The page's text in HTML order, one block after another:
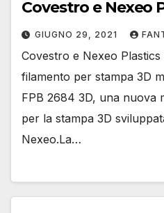
Covestro e Nexeo
GIUGNO 29, 2021
Covestro e Nexeo
filamento per stampa 3D
FPB 2684 3D, una nuova
per la stampa 3D
Nexeo.La…